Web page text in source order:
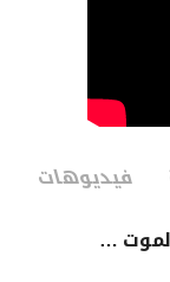
فيديوهات
…